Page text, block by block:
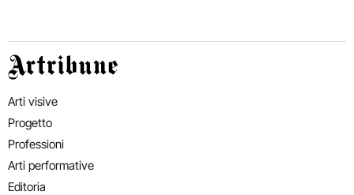
Artribune
Arti visive
Progetto
Professioni
Arti performative
Editoria